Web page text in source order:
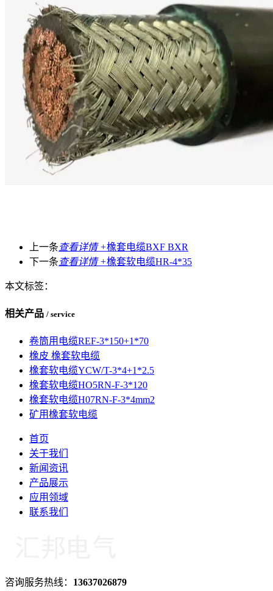
上一条查看详情 +橡套电缆BXF BXR
下一条查看详情 +橡套软电缆HR-4*35
本文标签：
相关产品 / service
卷筒用电缆REF-3*150+1*70
橡皮 橡套软电缆
橡套软电缆YCW/T-3*4+1*2.5
橡套软电缆HO5RN-F-3*120
橡套软电缆H07RN-F-3*4mm2
矿用橡套软电缆
首页
关于我们
新闻资讯
产品展示
应用领域
联系我们
咨询服务热线： 13637026879